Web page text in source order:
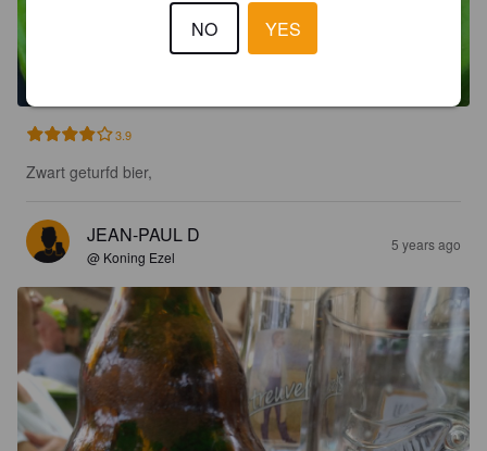
3.9
Zwart geturfd bier,
JEAN-PAUL D
@ Koning Ezel
5 years ago
NO YES